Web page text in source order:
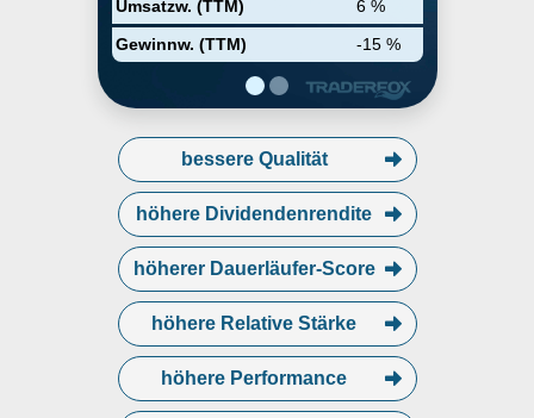
Umsatzw. (TTM)
6 %
Gewinnw. (TTM)
-15 %
headquartered in Plano, TX.
bessere Qualität
höhere Dividendenrendite
höherer Dauerläufer-Score
höhere Relative Stärke
höhere Performance